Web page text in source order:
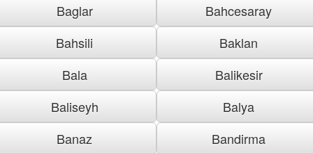
Baglar
Bahcesaray
Bahsili
Baklan
Bala
Balikesir
Baliseyh
Balya
Banaz
Bandirma